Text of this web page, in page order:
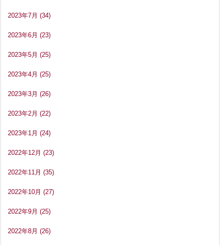
2023年7月 (34)
2023年6月 (23)
2023年5月 (25)
2023年4月 (25)
2023年3月 (26)
2023年2月 (22)
2023年1月 (24)
2022年12月 (23)
2022年11月 (35)
2022年10月 (27)
2022年9月 (25)
2022年8月 (26)